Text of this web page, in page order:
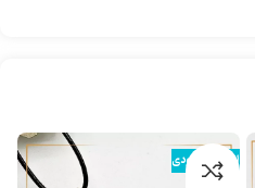
اتمام موجودی